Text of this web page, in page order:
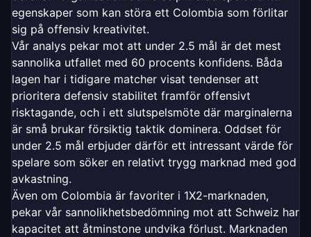
egenskaper som kan störa ett Colombia som förlitar
sig på offensiv kreativitet.
Vår analys pekar mot att under 2.5 mål är det mest
sannolika utfallet med 60 procents konfidens. Båda
lagen har i tidigare matcher visat tendenser att
prioritera defensiv stabilitet framför offensivt
risktagande, och i ett slutspelsmöte där marginalerna
är små brukar försiktig taktik dominera. Oddset för
under 2.5 mål erbjuder därför ett intressant värde för
spelare som söker en relativt trygg marknad med god
avkastning.
Även om Colombia är favoriter i 1X2-marknaden,
pekar vår sannolikhetsbedömning mot att Schweiz har
kapacitet att åtminstone undvika förlust. Marknaden